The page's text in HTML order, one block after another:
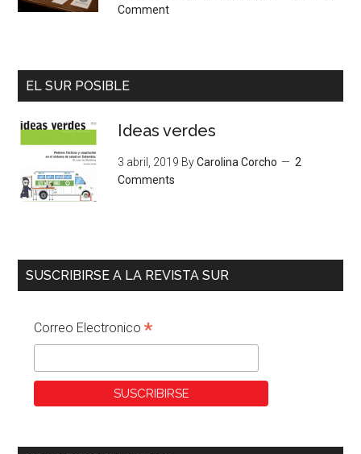
Comment
EL SUR POSIBLE
Ideas verdes
3 abril, 2019 ByCarolina Corcho
2
Comments
SUSCRIBIRSE A LA REVISTA SUR
Correo Electronico*